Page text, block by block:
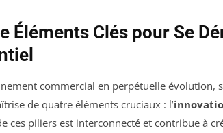
Éléments Clés pour Se
commercial en perpétuelle évolution,
de quatre éléments cruciaux : l’
ces piliers est interconnecté et contribue à